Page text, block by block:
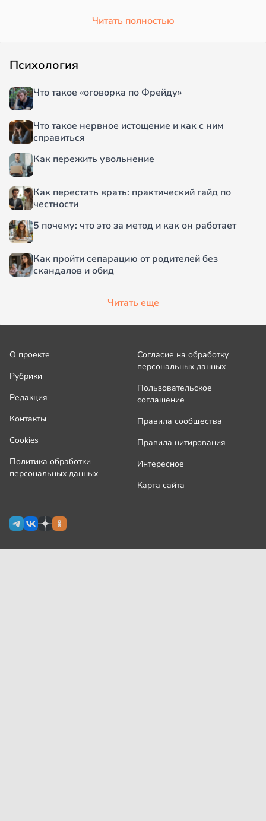
Читать полностью
Психология
Что такое «оговорка по Фрейду»
Что такое нервное истощение и как с ним
справиться
Как пережить увольнение
Как перестать врать: практический гайд по
честности
5 почему: что это за метод и как он работает
Как пройти сепарацию от родителей без
скандалов и обид
Читать еще
О проекте
Рубрики
Редакция
Контакты
Cookies
Политика обработки
персональных данных
Согласие на обработку
персональных данных
Пользовательское
соглашение
Правила сообщества
Правила цитирования
Интересное
Карта сайта